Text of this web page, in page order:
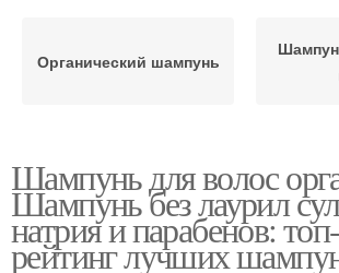
Органический шампунь
Шампуни для жирных
волос
Шампунь для волос
Шампунь без лаурил
натрия и парабенов:
рейтинг лучших